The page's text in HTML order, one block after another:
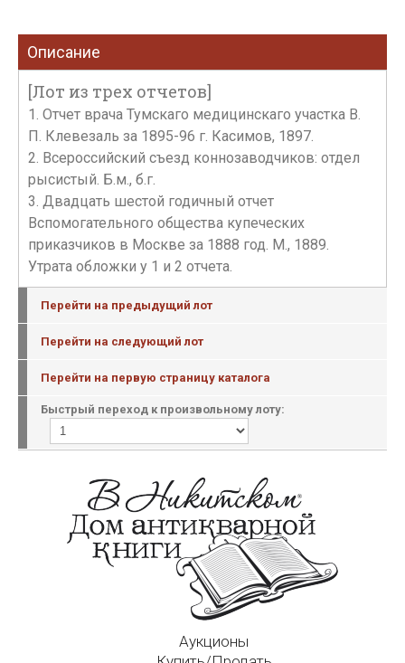
Описание
[Лот из трех отчетов]
1. Отчет врача Тумскаго медицинскаго участка В.
П. Клевезаль за 1895-96 г. Касимов, 1897.
2. Всероссийский съезд коннозаводчиков: отдел
рысистый. Б.м., б.г.
3. Двадцать шестой годичный отчет
Вспомогательного общества купеческих
приказчиков в Москве за 1888 год. М., 1889.
Утрата обложки у 1 и 2 отчета.
Перейти на предыдущий лот
Перейти на следующий лот
Перейти на первую страницу каталога
Быстрый переход к произвольному лоту:
Аукционы